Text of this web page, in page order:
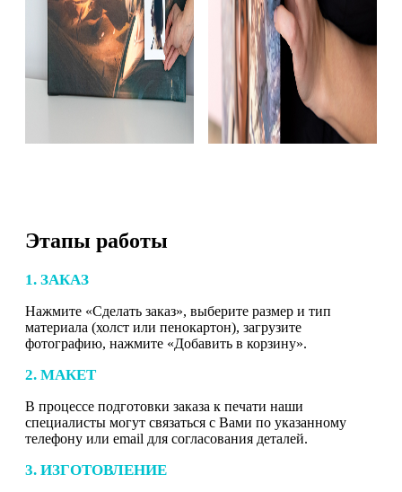
Этапы работы
1. ЗАКАЗ
Нажмите «Сделать заказ», выберите размер и тип
материала (холст или пенокартон), загрузите
фотографию, нажмите «Добавить в корзину».
2. МАКЕТ
В процессе подготовки заказа к печати наши
специалисты могут связаться с Вами по указанному
телефону или email для согласования деталей.
3. ИЗГОТОВЛЕНИЕ